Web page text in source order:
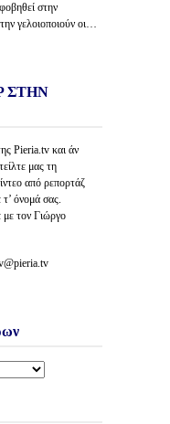
στην
γελοιοποιούν οι…
ΣΤΗΝ
Pieria.tv και άν
μας τη
από ρεπορτάζ
όνομά σας.
τον Γιώργο